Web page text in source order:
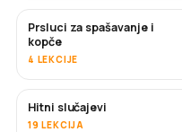
Prsluci za spašavanje i
kopče
4 LEKCIJE
Hitni slučajevi
19 LEKCIJA